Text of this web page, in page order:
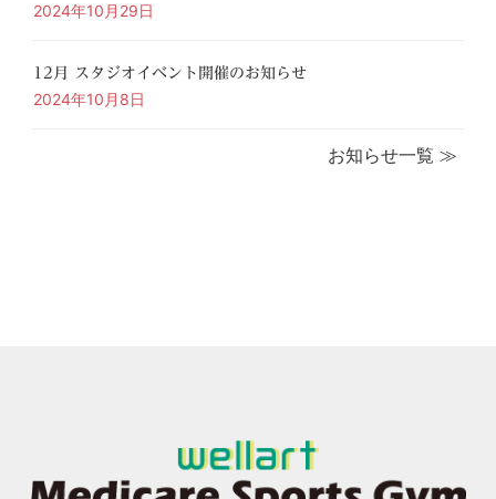
2024年10月29日
12月 スタジオイベント開催のお知らせ
2024年10月8日
お知らせ一覧 ≫